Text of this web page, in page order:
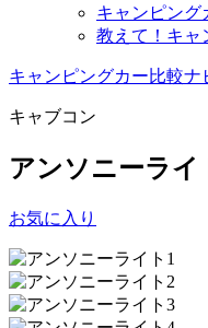
キャンピング
教えて！キャ
キャンピングカー比較ナ
キャブコン
アンソニーライ
お気に入り